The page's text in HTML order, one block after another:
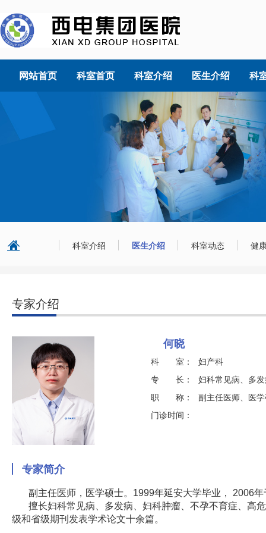
网站首页 科室首页 科室介绍 医生介绍 科
科室介绍 医生介绍 科室动态 健
专家介绍
何晓
科 室：
妇产科
专 长：
妇科常见病、多
职 称：
副主任医师、医
门诊时间：
专家简介
副主任医师，医学硕士。1999年延安大学毕业， 2006
擅长妇科常见病、多发病、妇科肿瘤、不孕不育症、高
级和省级期刊发表学术论文十余篇。